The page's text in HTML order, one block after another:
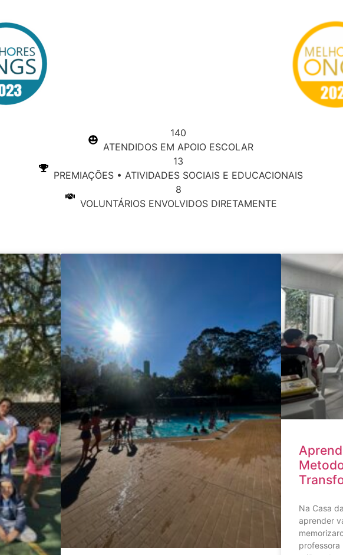
140
ATENDIDOS EM APOIO ESCOLAR
13
PREMIAÇÕES • ATIVIDADES SOCIAIS E EDUCACIONAIS
8
VOLUNTÁRIOS ENVOLVIDOS DIRETAMENTE
Na Casa
aprender
professora